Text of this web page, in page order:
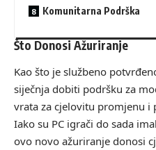
Komunitarna Podrška
Što Donosi Ažuriranje
Kao što je službeno
siječnja dobiti podršku za
vrata za cjelovitu promjenu i
Iako su PC igrači do sada
ovo novo ažuriranje donosi